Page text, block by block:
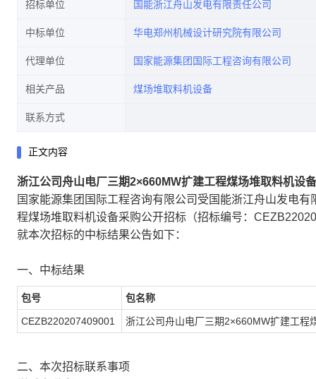
招标单位 国能浙江舟山发电有限责任公司
中标单位 华电郑州机械设计研究院有限公司
代理单位 国家能源集团国际工程咨询有限公司
相关产品 煤场堆取料机设备
联系方式
正文内容
浙江公司舟山电厂三期2×660MW扩建工程煤场堆取料机设
国家能源集团国际工程咨询有限公司受国能浙江舟山发电
程煤场堆取料机设备采购公开招标（招标编号：
就本次招标的中标结果公告如下：
一、中标结果
包号 包名称
CEZB220207409001 浙江公司舟山电厂三期2×660MW扩建工程
二、本次招标联系事项